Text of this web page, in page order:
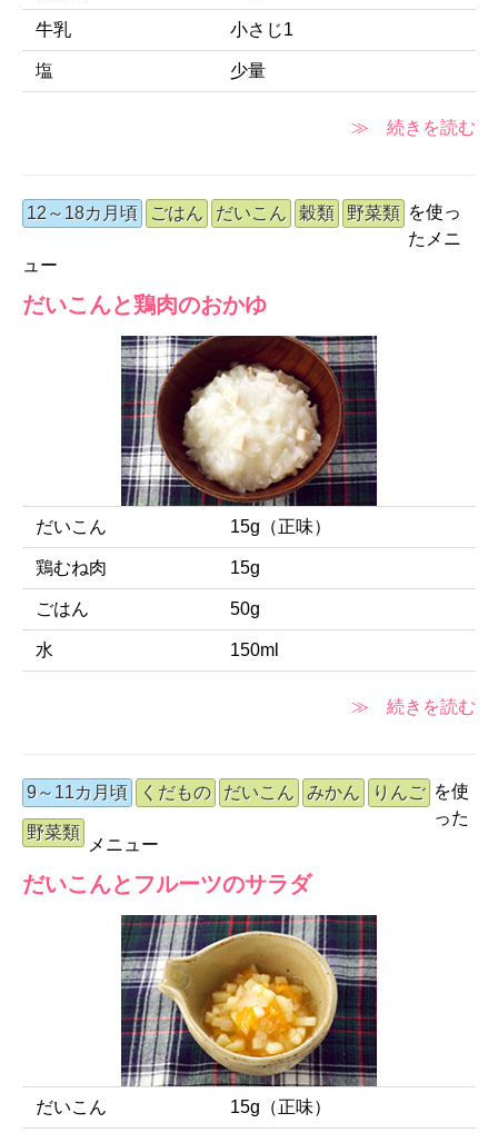
牛乳 小さじ1
塩 少量
≫ 続きを読む
12～18カ月頃 ごはん だいこん 穀類 野菜類 を使っ
たメニ
ュー
だいこんと鶏肉のおかゆ
だいこん 15g（正味）
鶏むね肉 15g
ごはん 50g
水 150ml
≫ 続きを読む
9～11カ月頃 くだもの だいこん みかん りんご
野菜類
を使
った
メニュー
だいこんとフルーツのサラダ
だいこん 15g（正味）